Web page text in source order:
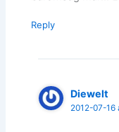
Reply
Diewelt
2012-07-16